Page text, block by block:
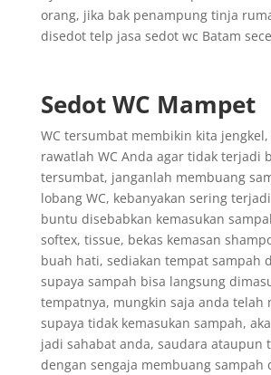
orang, jika bak penampung tinja
disedot telp jasa sedot wc Batam
Sedot WC Mampet
WC tersumbat membikin kita
rawatlah WC Anda agar tidak terjadi
tersumbat, janganlah membuang
lobang WC, kebanyakan sering
buntu disebabkan kemasukan
softex, tissue, bekas kemasan
buah hati, sediakan tempat sampah
supaya sampah bisa langsung
tempatnya, mungkin saja anda telah
supaya tidak kemasukan sampah,
jadi sahabat anda, saudara ataupun
dengan sengaja membuang sampah